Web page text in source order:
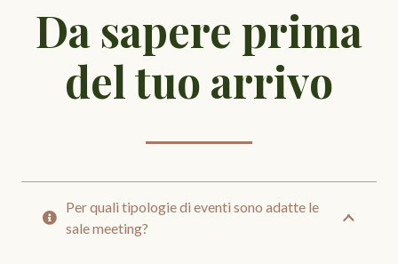
Da sapere prima
del tuo arrivo
Per quali tipologie di eventi sono adatte le
sale meeting?